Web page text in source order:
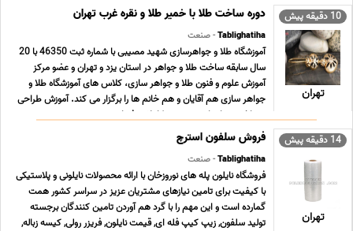
10 دقیقه پیش
تهران
دوره ساخت طلا با خمیر طلا و نقره غرب تهران
Tablighatiha- صنعت
آموزشگاه طلا و جواهرسازی شهید مصیبی با شماره ثبت 46350 با 20
سال سابقه ساخت طلا و جواهر در استان یزد و تهران و عضو مرکز
آموزش علوم و فنون طلا و جواهر سازى، کلاس هاى آموزشگاه طلا و
جواهر سازى هم آقایان و هم خانم ها را برگزار می کند. آموزش طراحى
و ساخت جواهرات به صورت کاملا حرفه اى ... ...
14 دقیقه پیش
تهران
فروش سلفون استرچ
Tablighatiha- صنعت
فروشگاه نایلون پله های نوروزخان با ارائه محصولات نایلونی و پلاستیکی
با کیفیت برای تامین نیازهای مشتریان عزیز در سراسر کشور همت
گمارده است و این مهم را با گرد هم آوردن تامین کنندگان برجسته
تولید سلفون, زیپ کیپ فله ای, قیمت نایلون, فریزر رولی, کیسه زباله,